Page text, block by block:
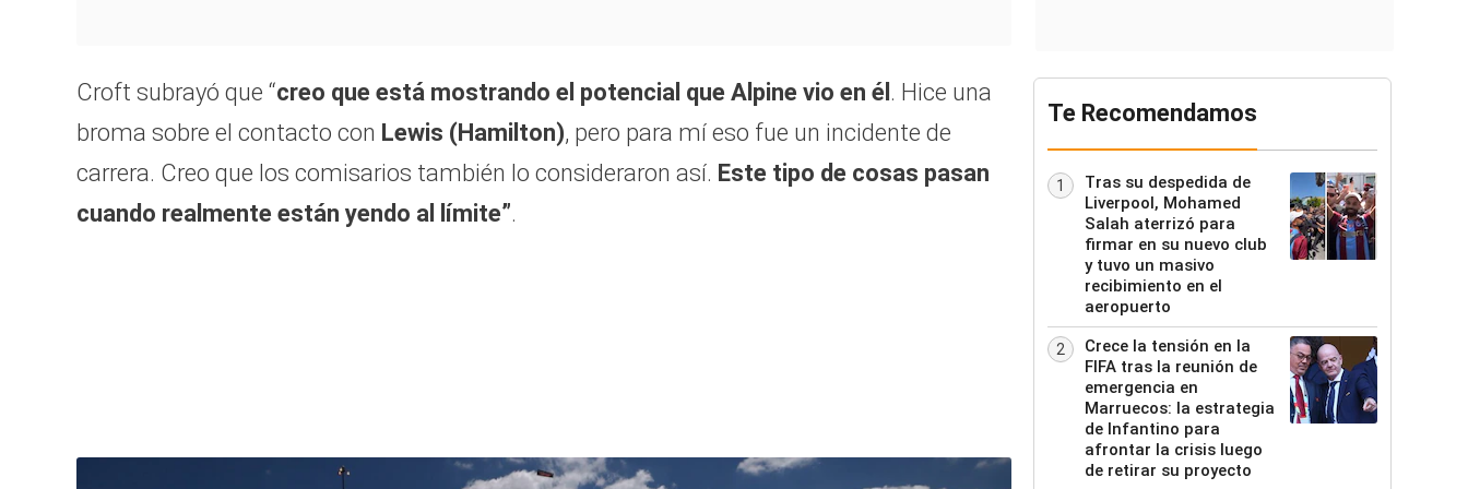
Croft subrayó que “creo que está mostrando el potencial que Alpine vio en él . Hice una
broma sobre el contacto con Lewis (Hamilton), pero para mí eso fue un incidente de
carrera. Creo que los comisarios también lo consideraron así. Este tipo de cosas pasan
cuando realmente están yendo al límite”.
Te Recomendamos
1
Tras su despedida de
Liverpool, Mohamed
Salah aterrizó para
firmar en su nuevo club
y tuvo un masivo
recibimiento en el
aeropuerto
2
Crece la tensión en la
FIFA tras la reunión de
emergencia en
Marruecos: la estrategia
de Infantino para
afrontar la crisis luego
de retirar su proyecto